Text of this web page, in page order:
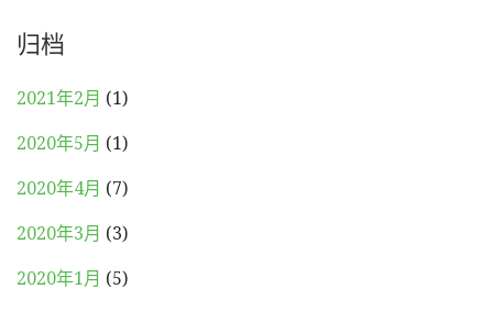
归档
2021年2月 (1)
2020年5月 (1)
2020年4月 (7)
2020年3月 (3)
2020年1月 (5)